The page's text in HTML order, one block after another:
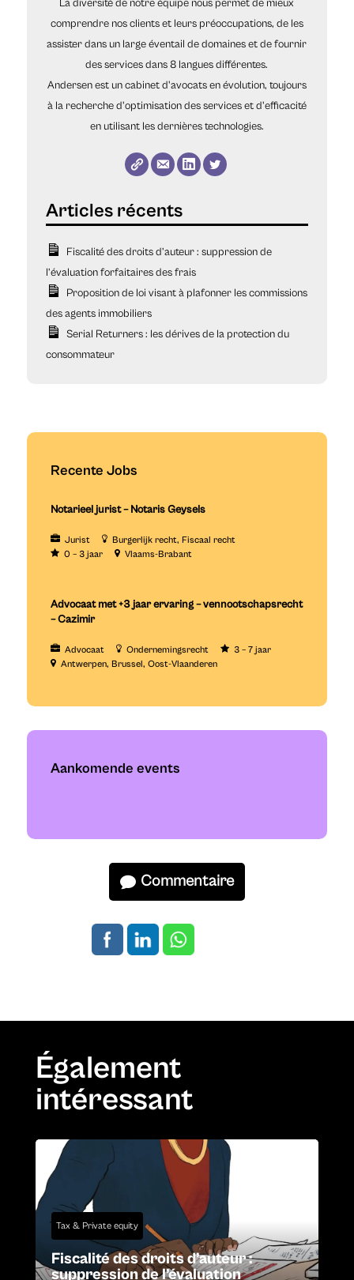
La diversité de notre équipe nous permet de mieux
comprendre nos clients et leurs préoccupations, de les
assister dans un large éventail de domaines et de fournir
des services dans 8 langues différentes.
Andersen est un cabinet d'avocats en évolution, toujours
à la recherche d'optimisation des services et d'efficacité
en utilisant les dernières technologies.
Fiscalité des droits d’auteur : suppression de
l’évaluation forfaitaires des frais
Proposition de loi visant à plafonner les commissions
des agents immobiliers
Serial Returners : les dérives de la protection du
consommateur
Recente Jobs
Notarieel jurist – Notaris Geysels
Jurist Burgerlijk recht
Fiscaal recht
0 – 3 jaar
Vlaams-Brabant
Advocaat met +3 jaar ervaring – vennootschapsrecht
– Cazimir
Advocaat Ondernemingsrecht
3 – 7 jaar
Antwerpen
Brussel Oost-Vlaanderen
Aankomende events
Commentaire
Également
intéressant
Tax & Private equity
Fiscalité des droits d’auteur :
suppression de l’évaluation